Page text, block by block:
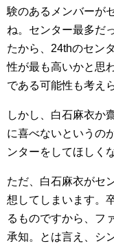
験のあるメンバーが
ね。センター最多だ
たから、24thのセン
性が最も高いかと思
である可能性も考え
しかし、白石麻衣か
に喜べないというの
ンターをしてほしく
ただ、白石麻衣がセ
想してしまいます。
るものですから、フ
承知。とは言え、シ